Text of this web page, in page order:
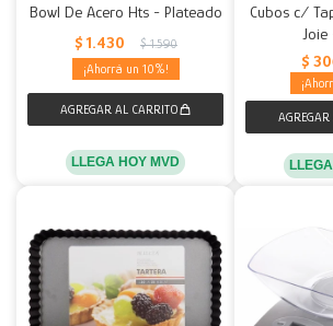
Bowl De Acero Hts - Plateado
$ 1.430 $ 1.590
10
LLEGA HOY MVD
Cubos c/
$